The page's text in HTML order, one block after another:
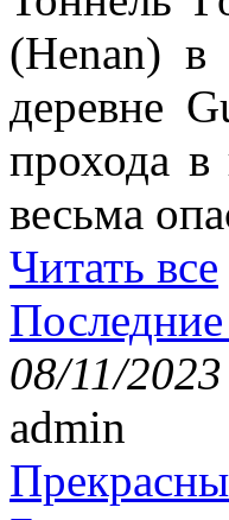
(Henan) в
деревне
прохода
весьма
Читать все
08/11/2023
admin